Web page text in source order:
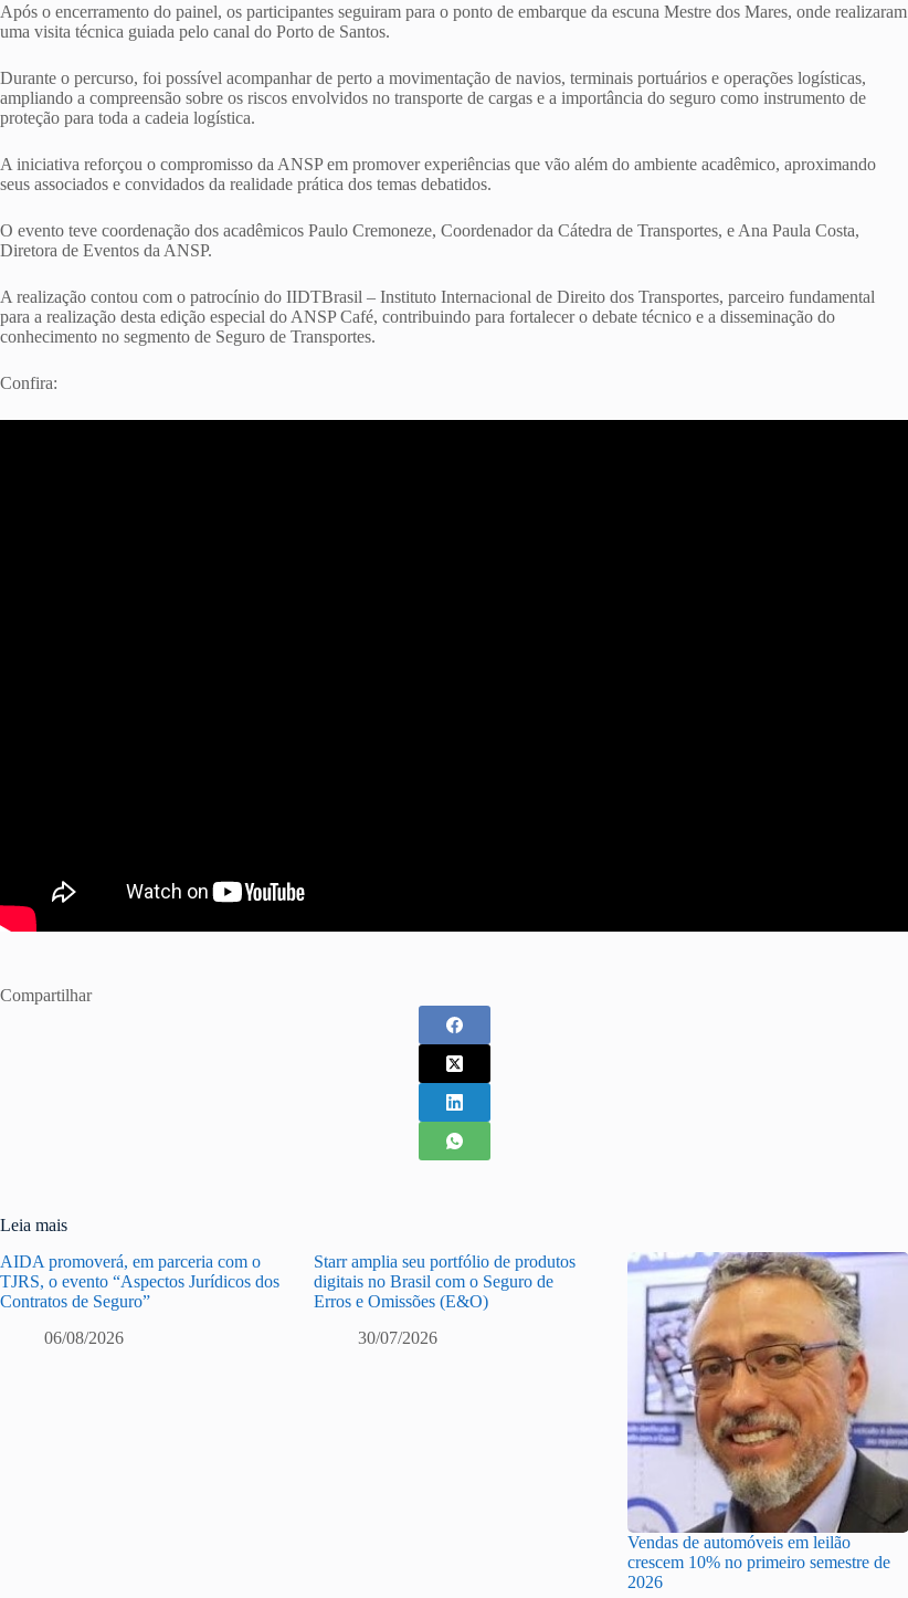
Após o encerramento do painel, os participantes seguiram para o ponto de embarque da escuna Mestre dos Mares, onde realizaram
uma visita técnica guiada pelo canal do Porto de Santos.
Durante o percurso, foi possível acompanhar de perto a movimentação de navios, terminais portuários e operações logísticas,
ampliando a compreensão sobre os riscos envolvidos no transporte de cargas e a importância do seguro como instrumento de
proteção para toda a cadeia logística.
A iniciativa reforçou o compromisso da ANSP em promover experiências que vão além do ambiente acadêmico, aproximando
seus associados e convidados da realidade prática dos temas debatidos.
O evento teve coordenação dos acadêmicos Paulo Cremoneze, Coordenador da Cátedra de Transportes, e Ana Paula Costa,
Diretora de Eventos da ANSP.
A realização contou com o patrocínio do IIDTBrasil – Instituto Internacional de Direito dos Transportes, parceiro fundamental
para a realização desta edição especial do ANSP Café, contribuindo para fortalecer o debate técnico e a disseminação do
conhecimento no segmento de Seguro de Transportes.
Confira:
Compartilhar
Leia mais
AIDA promoverá, em parceria com o
TJRS, o evento “Aspectos Jurídicos dos
Contratos de Seguro”
06/08/2026
Starr amplia seu portfólio de produtos
digitais no Brasil com o Seguro de
Erros e Omissões (E&O)
30/07/2026
Vendas de automóveis em leilão
crescem 10% no primeiro semestre de
2026